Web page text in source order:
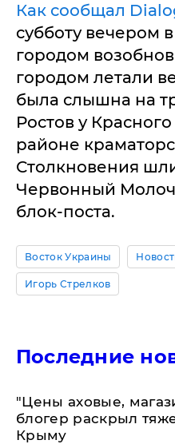
Как сообщал
субботу вечером
городом
городом летали
была слышна на
Ростов у
районе
Столкновения
Червонный
блок-поста.
Восток Украины
Игорь Стрелков
Последние
​"Цены аховые,
блогер раскрыл
Крыму